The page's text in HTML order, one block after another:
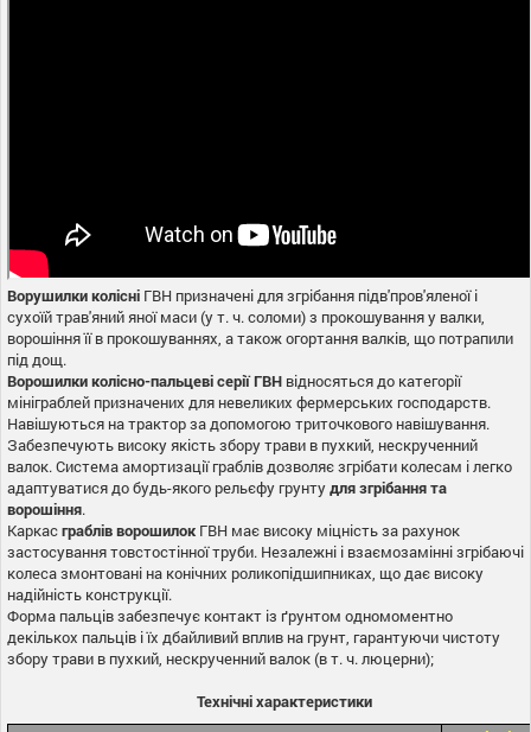
Ворушилки колісні ГВН призначені для згрібання підв'пров'яленої і
сухоїй трав'яний яної маси (у т. ч. соломи) з прокошування у валки,
ворошіння її в прокошуваннях, а також огортання валків, що потрапили
під дощ.
Ворошилки колісно-пальцеві серії ГВН відносяться до категорії
мініграблей призначених для невеликих фермерських господарств.
Навішуються на трактор за допомогою триточкового навішування.
Забезпечують високу якість збору трави в пухкий, нескрученний
валок. Система амортизації граблів дозволяє згрібати колесам і легко
адаптуватися до будь-якого рельєфу грунтудля згрібання та
ворошіння.
Каркасграблів ворошилок ГВН має високу міцність за рахунок
застосування товстостінної труби. Незалежні і взаємозамінні згрібаючі
колеса змонтовані на конічних роликопідшипниках, що дає високу
надійність конструкції.
Форма пальців забезпечує контакт із ґрунтом одномоментно
декількох пальців і їх дбайливий вплив на грунт, гарантуючи чистоту
збору трави в пухкий, нескрученний валок (в т. ч. люцерни);
Технічні характеристики